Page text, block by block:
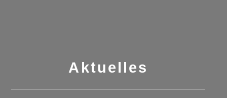
Aktuelles